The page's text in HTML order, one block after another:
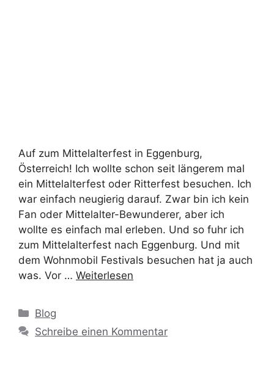
Auf zum Mittelalterfest in Eggenburg,
Österreich! Ich wollte schon seit längerem mal
ein Mittelalterfest oder Ritterfest besuchen. Ich
war einfach neugierig darauf. Zwar bin ich kein
Fan oder Mittelalter-Bewunderer, aber ich
wollte es einfach mal erleben. Und so fuhr ich
zum Mittelalterfest nach Eggenburg. Und mit
dem Wohnmobil Festivals besuchen hat ja auch
was. Vor … Weiterlesen
Blog
Schreibe einen Kommentar